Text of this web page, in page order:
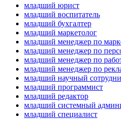
младший юрист
младший воспитатель
младший бухгалтер
младший маркетолог
младший менеджер по
младший менеджер по
младший менеджер по
младший менеджер по
младший научный
младший программист
младший редактор
младший системный
младший специалист